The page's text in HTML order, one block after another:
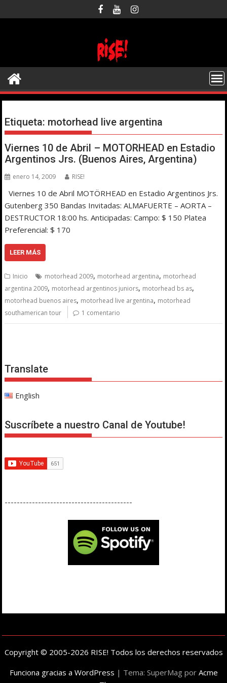
al
Etiqueta: motorhead live argentina
Viernes 10 de Abril – MOTORHEAD en Estadio
Argentinos Jrs. (Buenos Aires, Argentina)
enero 14, 2009 RISE!
Viernes 10 de Abril MOTÖRHEAD en Estadio Argentinos Jrs.
Gutenberg 350 Bandas Invitadas: ALMAFUERTE – AORTA –
DESTRUCTOR 18:00 hs. Anticipadas: Campo: $ 150 Platea
Preferencial: $ 170
LEER MÁS
Inicio motorhead 2009, motorhead argentina, motorhead
argentina 2009, motorhead argentinos juniors, motorhead bs as,
motorhead buenos aires, motorhead live argentina, motorhead
southamerican tour
1 comentario
Translate
English
Suscríbete a nuestro Canal de Youtube!
------------------------------------------
Copyright © 2005-2026 RISE! Todos los derechos reservados
Funciona gracias a WordPress | Tema: SuperMag por Acme